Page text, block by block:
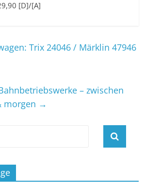
[D]/[A]
Trix 24046 / Märklin 47946
– zwischen
morgen →